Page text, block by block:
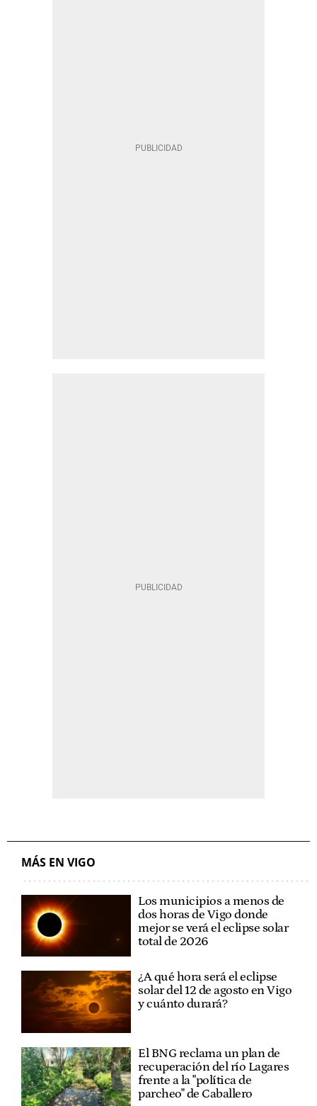
MÁS EN VIGO
Los municipios a menos de
dos horas de Vigo donde
mejor se verá el eclipse solar
total de 2026
¿A qué hora será el eclipse
solar del 12 de agosto en Vigo
y cuánto durará?
El BNG reclama un plan de
recuperación del río Lagares
frente a la "política de
parcheo" de Caballero